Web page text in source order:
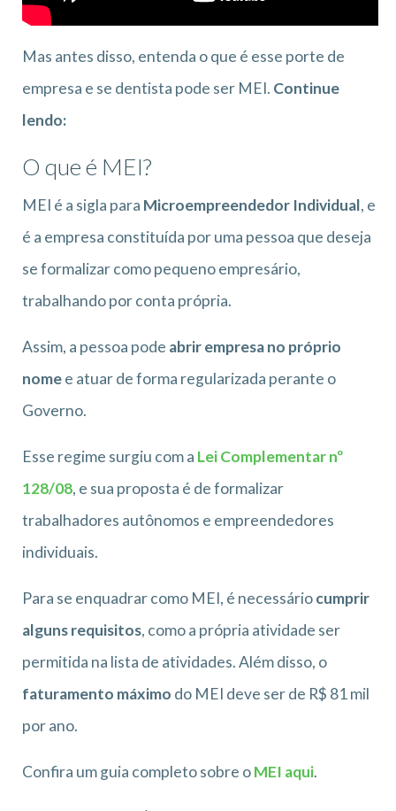
Mas antes disso, entenda o que é esse porte de
empresa e se dentista pode ser MEI. Continue
lendo:
O que é MEI?
MEI é a sigla para Microempreendedor Individual, e
é a empresa constituída por uma pessoa que deseja
se formalizar como pequeno empresário,
trabalhando por conta própria.
Assim, a pessoa pode abrir empresa no próprio
nomee atuar de forma regularizada perante o
Governo.
Esse regime surgiu com a Lei Complementar nº
128/08, e sua proposta é de formalizar
trabalhadores autônomos e empreendedores
individuais.
Para se enquadrar como MEI, é necessáriocumprir
alguns requisitos, como a própria atividade ser
permitida na lista de atividades. Além disso, o
faturamento máximo do MEI deve ser de R$ 81 mil
por ano.
Confira um guia completo sobre oMEI aqui.